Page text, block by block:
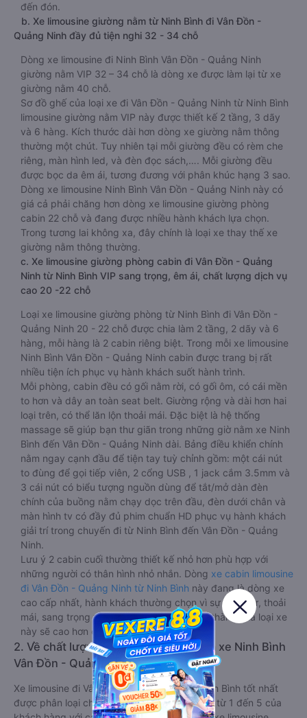
đến đón.
b. Xe limousine giường nằm từ Ninh Bình đi Vân Đồn -
Quảng Ninh đầy đủ tiện nghi 32 - 34 chỗ
Dòng xe limousine đi Ninh Bình Vân Đồn - Quảng Ninh
giường nằm VIP 32 – 34 chỗ là dòng xe được làm lại từ xe
giường nằm 40 chỗ.
Sơ đồ ghế của loại xe đi Vân Đồn - Quảng Ninh từ Ninh Bình
limousine giường nằm VIP này được thiết kế 2 tầng, 3 dãy
và 6 hàng. Kích thước dài hơn dòng xe giường nằm thông
thường một chút. Tuy nhiên tại mỗi giường đều có rèm che
riêng, màn hình led, và đèn đọc sách,…. Mỗi giường đều
được bọc da êm ái, tương đương với phân khúc hạng 3 sao.
Dòng xe limousine Ninh Bình Vân Đồn - Quảng Ninh này có
giá cả phải chăng hơn dòng xe limousine giường phòng
cabin 22 chỗ và đang được nhiều hành khách lựa chọn.
Trong tương lai không xa, đây chính là loại xe thay thế xe
giường nằm thông thường.
c. Xe limousine giường phòng cabin đi Vân Đồn - Quảng
Ninh từ Ninh Bình VIP sang trọng, êm ái, chất lượng dịch vụ
cao 20 -22 chỗ
Loại xe limousine giường phòng từ Ninh Bình đi Vân Đồn -
Quảng Ninh 20 - 22 chỗ được chia làm 2 tầng, 2 dãy và 6
hàng, mỗi hàng là 2 cabin riêng biệt. Trong mỗi xe limousine
Ninh Bình Vân Đồn - Quảng Ninh cabin được trang bị rất
nhiều tiện ích phục vụ hành khách suốt hành trình.
Mỗi phòng, cabin đều có gối nằm rời, có gối ôm, có cái mền
to hơn và dây an toàn seat belt. Giường rộng và dài hơn hai
loại trên, có thể lăn lộn thoải mái. Đặc biệt là hệ thống
massage sẽ giúp bạn thư giãn trong những giờ nằm xe Ninh
Bình đến Vân Đồn - Quảng Ninh dài. Bảng điều khiển chính
nằm ngay cạnh đầu để tiện tay tuỳ chỉnh gồm: một cái nút
to đùng để gọi tiếp viên, 2 cổng USB , 1 jack cắm 3.5mm và
3 cái nút có biểu tượng nguồn dùng để tắt/mở dàn đèn
chính của buồng nằm chạy dọc trên đầu, đèn dưới chân và
màn hình tv có đầy đủ phim chuẩn HD phục vụ hành khách
giải trí trong chuyến đi từ Ninh Bình đến Vân Đồn - Quảng
Ninh.
Lưu ý 2 cabin cuối thường thiết kế nhỏ hơn phù hợp với
những người có thân hình nhỏ nhắn. Dòng xe cabin limousine
đi Vân Đồn - Quảng Ninh từ Ninh Bình này đang là dòng xe
cao cấp nhất, hành khách thường chọn vì sự riêng tư, thoải
mái, sang trọng và tiện nghi. Tất nhiên giá thành của loại xe
này sẽ cao hơn các loại khác.
2. Về chất lượng, review, đánh giá nhà xe Ninh Bình
Vân Đồn - Quảng Ninh limousine
Xe limousine đi Vân Đồn - Quảng Ninh từ Ninh Bình tốt nhất
được phân loại chất lượng dựa trên đánh giá từ 1 đến 5 của